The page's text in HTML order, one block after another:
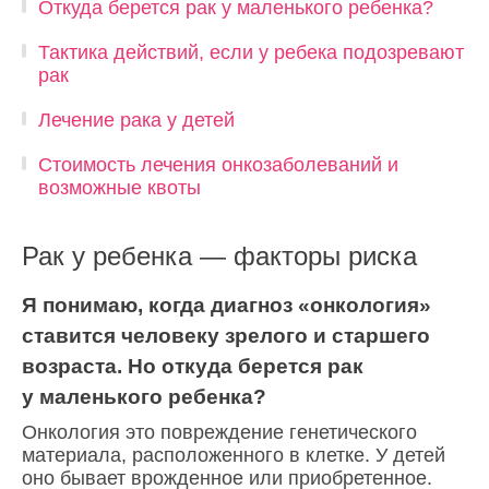
Откуда берется рак у маленького ребенка?
Тактика действий, если у ребека подозревают
рак
Лечение рака у детей
Стоимость лечения онкозаболеваний и
возможные квоты
Рак у ребенка — факторы риска
Я понимаю, когда диагноз «онкология»
ставится человеку зрелого и старшего
возраста. Но откуда берется рак
у маленького ребенка?
Онкология это повреждение генетического
материала, расположенного в клетке. У детей
оно бывает врожденное или приобретенное.